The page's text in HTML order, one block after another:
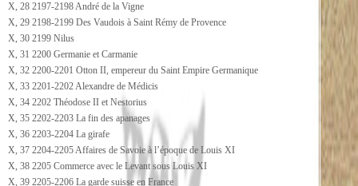
X, 28 2197-2198 André de la Vigne
X, 29 2198-2199 Des Vaudois à Saint Rémy de Provence
X, 30 2199 Nilus
X, 31 2200 Germanie et Carmanie
X, 32 2200-2201 Otton II, empereur du Saint Empire Germanique
X, 33 2201-2202 Alexandre de Médicis
X, 34 2202 Théodose II et Nestorius
X, 35 2202-2203 La fin des apanages
X, 36 2203-2204 La girafe
X, 37 2204-2205 Affaires de Savoie à l’époque de Louis XI
X, 38 2205 Commerce avec le Levant sous Louis XI
X, 39 2205-2206 La garde suisse en France